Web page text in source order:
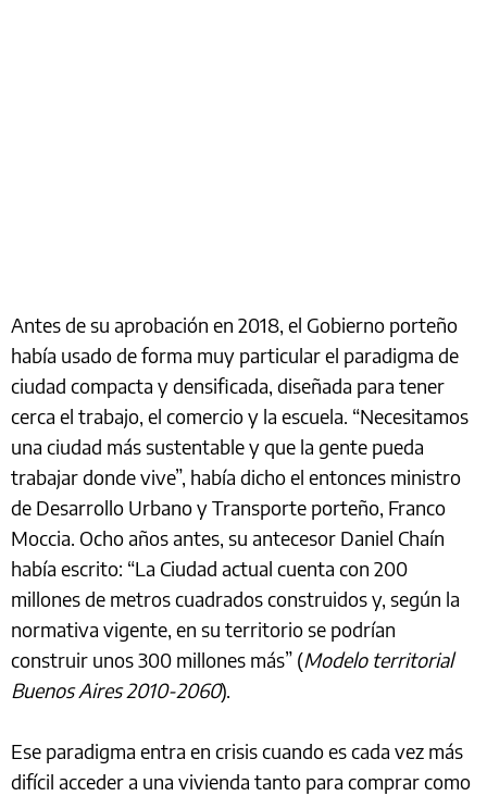
Antes de su aprobación en 2018, el Gobierno porteño
había usado de forma muy particular el paradigma de
ciudad compacta y densificada, diseñada para tener
cerca el trabajo, el comercio y la escuela. “Necesitamos
una ciudad más sustentable y que la gente pueda
trabajar donde vive”, había dicho el entonces ministro
de Desarrollo Urbano y Transporte porteño, Franco
Moccia. Ocho años antes, su antecesor Daniel Chaín
había escrito: “La Ciudad actual cuenta con 200
millones de metros cuadrados construidos y, según la
normativa vigente, en su territorio se podrían
construir unos 300 millones más” (Modelo territorial
Buenos Aires 2010-2060).
Ese paradigma entra en crisis cuando es cada vez más
difícil acceder a una vivienda tanto para comprar como